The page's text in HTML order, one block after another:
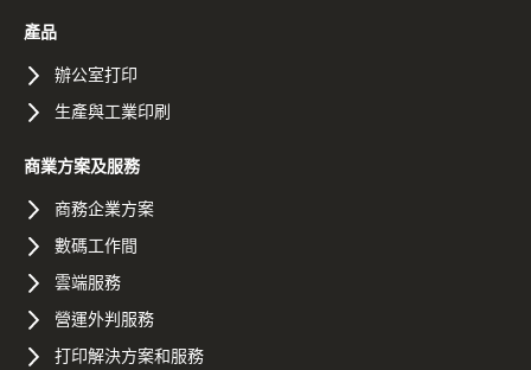
產品
辦公室打印
生產與工業印刷
商業方案及服務
商務企業方案
數碼工作間
雲端服務
營運外判服務
打印解決方案和服務